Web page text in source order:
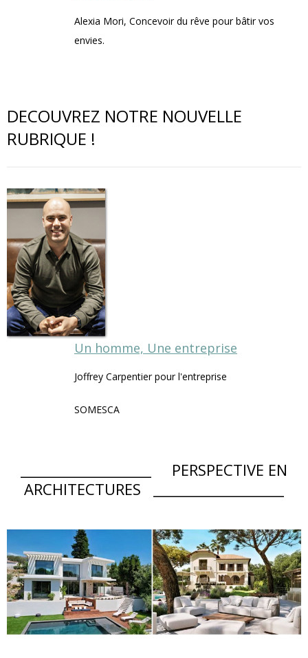
Alexia Mori, Concevoir du rêve pour bâtir vos
envies.
DECOUVREZ NOTRE NOUVELLE
RUBRIQUE !
Un homme, Une entreprise
Joffrey Carpentier pour l'entreprise
SOMESCA
___________________ PERSPECTIVE EN
ARCHITECTURES ___________________